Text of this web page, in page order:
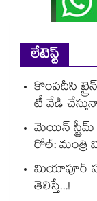
లేటెస్ట్
కొంపదీసి
టీ వేడి
మెయిన్
రోల్: మంత్రి
మియాపూర్
తెలిస్తే...!